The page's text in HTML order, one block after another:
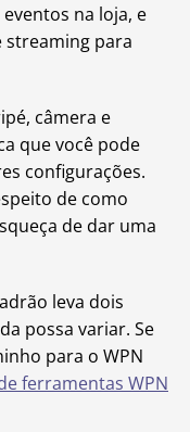
na loja, e
para
câmera e
que você pode
configurações.
de como
de dar uma
leva dois
possa variar. Se
para o WPN
ferramentas WPN